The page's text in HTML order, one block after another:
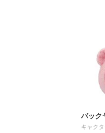
バック
キャク